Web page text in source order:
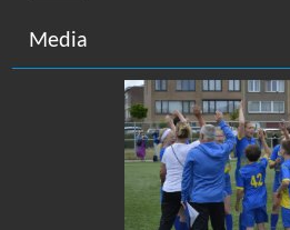
Media